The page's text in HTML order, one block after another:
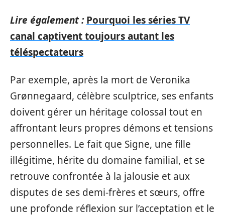
Lire également : Pourquoi les séries TV
canal captivent toujours autant les
téléspectateurs
Par exemple, après la mort de Veronika
Grønnegaard, célèbre sculptrice, ses enfants
doivent gérer un héritage colossal tout en
affrontant leurs propres démons et tensions
personnelles. Le fait que Signe, une fille
illégitime, hérite du domaine familial, et se
retrouve confrontée à la jalousie et aux
disputes de ses demi-frères et sœurs, offre
une profonde réflexion sur l’acceptation et le